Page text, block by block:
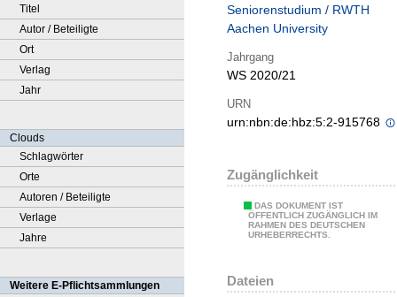
Titel
Autor / Beteiligte
Ort
Verlag
Jahr
Clouds
Schlagwörter
Orte
Autoren / Beteiligte
Verlage
Jahre
Weitere E-Pflichtsammlungen
Seniorenstudium / RWTH
Aachen University
Jahrgang
WS 2020/21
URN
urn:nbn:de:hbz:5:2-915768
Zugänglichkeit
DAS DOKUMENT IST
ÖFFENTLICH ZUGÄNGLICH IM
RAHMEN DES DEUTSCHEN
URHEBERRECHTS.
Dateien